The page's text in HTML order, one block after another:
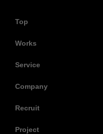
Top
Works
Service
Company
Recruit
Project